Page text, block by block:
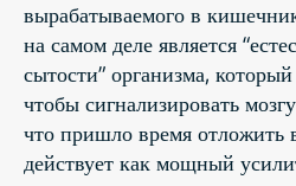
вырабатываемого в
на самом деле является
сытости” организма,
чтобы сигнализировать
что пришло время отложить
действует как мощный